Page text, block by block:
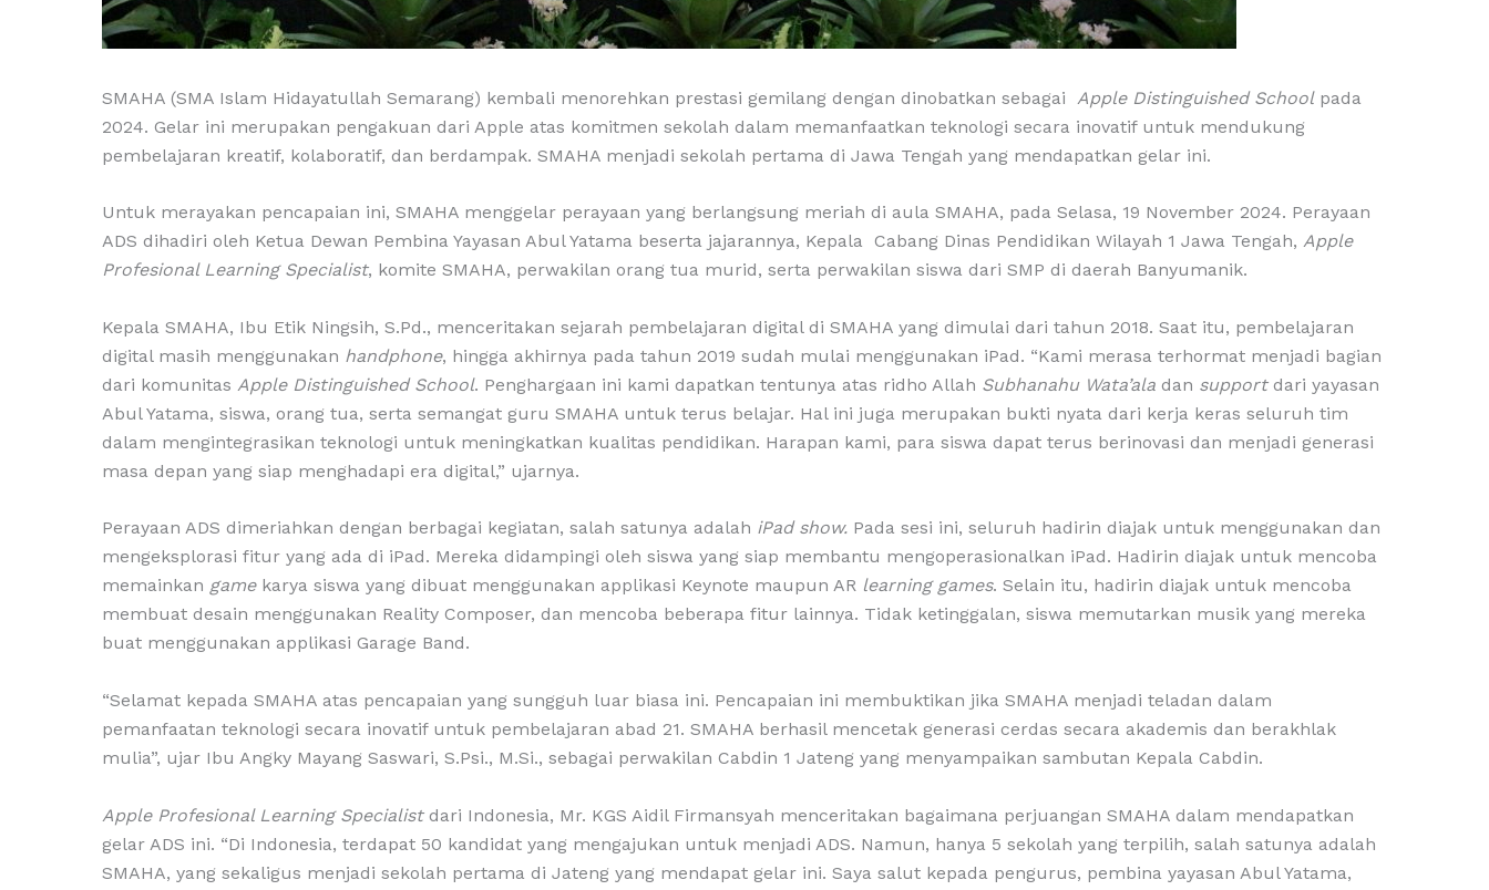
SMAHA (SMA Islam Hidayatullah Semarang) kembali menorehkan prestasi gemilang dengan dinobatkan sebagai Apple Distinguished Schoolpada
2024. Gelar ini merupakan pengakuan dari Apple atas komitmen sekolah dalam memanfaatkan teknologi secara inovatif untuk mendukung
pembelajaran kreatif, kolaboratif, dan berdampak. SMAHA menjadi sekolah pertama di Jawa Tengah yang mendapatkan gelar ini.
Untuk merayakan pencapaian ini, SMAHA menggelar perayaan yang berlangsung meriah di aula SMAHA, pada Selasa, 19 November 2024. Perayaan
ADS dihadiri oleh Ketua Dewan Pembina Yayasan Abul Yatama beserta jajarannya, Kepala Cabang Dinas Pendidikan Wilayah 1 Jawa Tengah, Apple
Profesional Learning Specialist, komite SMAHA, perwakilan orang tua murid, serta perwakilan siswa dari SMP di daerah Banyumanik.
Kepala SMAHA, Ibu Etik Ningsih, S.Pd., menceritakan sejarah pembelajaran digital di SMAHA yang dimulai dari tahun 2018. Saat itu, pembelajaran
digital masih menggunakan handphone, hingga akhirnya pada tahun 2019 sudah mulai menggunakan iPad. “Kami merasa terhormat menjadi bagian
dari komunitas Apple Distinguished School. Penghargaan ini kami dapatkan tentunya atas ridho Allah Subhanahu Wata’ala dan supportdari yayasan
Abul Yatama, siswa, orang tua, serta semangat guru SMAHA untuk terus belajar. Hal ini juga merupakan bukti nyata dari kerja keras seluruh tim
dalam mengintegrasikan teknologi untuk meningkatkan kualitas pendidikan. Harapan kami, para siswa dapat terus berinovasi dan menjadi generasi
masa depan yang siap menghadapi era digital,” ujarnya.
Perayaan ADS dimeriahkan dengan berbagai kegiatan, salah satunya adalah iPad show. Pada sesi ini, seluruh hadirin diajak untuk menggunakan dan
mengeksplorasi fitur yang ada di iPad. Mereka didampingi oleh siswa yang siap membantu mengoperasionalkan iPad. Hadirin diajak untuk mencoba
memainkan gamekarya siswa yang dibuat menggunakan applikasi Keynote maupun AR learning games. Selain itu, hadirin diajak untuk mencoba
membuat desain menggunakan Reality Composer, dan mencoba beberapa fitur lainnya. Tidak ketinggalan, siswa memutarkan musik yang mereka
buat menggunakan applikasi Garage Band.
“Selamat kepada SMAHA atas pencapaian yang sungguh luar biasa ini. Pencapaian ini membuktikan jika SMAHA menjadi teladan dalam
pemanfaatan teknologi secara inovatif untuk pembelajaran abad 21. SMAHA berhasil mencetak generasi cerdas secara akademis dan berakhlak
mulia”, ujar Ibu Angky Mayang Saswari, S.Psi., M.Si., sebagai perwakilan Cabdin 1 Jateng yang menyampaikan sambutan Kepala Cabdin.
Apple Profesional Learning Specialist dari Indonesia, Mr. KGS Aidil Firmansyah menceritakan bagaimana perjuangan SMAHA dalam mendapatkan
gelar ADS ini. “Di Indonesia, terdapat 50 kandidat yang mengajukan untuk menjadi ADS. Namun, hanya 5 sekolah yang terpilih, salah satunya adalah
SMAHA, yang sekaligus menjadi sekolah pertama di Jateng yang mendapat gelar ini. Saya salut kepada pengurus, pembina yayasan Abul Yatama,